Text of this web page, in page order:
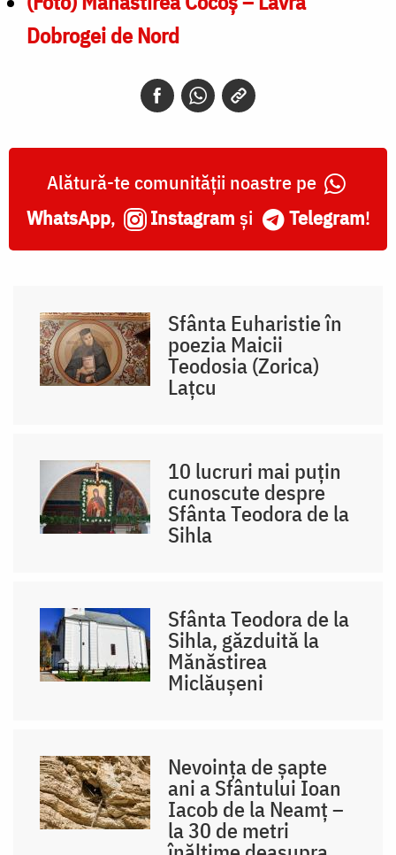
Dobrogei de Nord
Alătură-te comunității noastre pe
WhatsApp, Instagram și Telegram!
Sfânta Euharistie în
poezia Maicii
Teodosia (Zorica)
Lațcu
10 lucruri mai puțin
cunoscute despre
Sfânta Teodora de la
Sihla
Sfânta Teodora de la
Sihla, găzduită la
Mănăstirea
Miclăușeni
Nevoința de șapte
ani a Sfântului Ioan
Iacob de la Neamț –
la 30 de metri